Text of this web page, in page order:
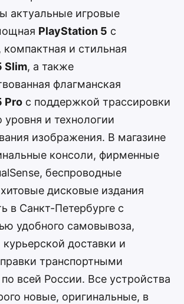
актуальные игровые
PlayStation 5 с
и стильная
Slim, а также
флагманская
Proс поддержкой трассировки
уровня и технологии
изображения. В магазине
консоли, фирменные
беспроводные
дисковые издания
в Санкт-Петербурге с
удобного самовывоза,
курьерской доставки и
транспортными
всей России. Все устройства
новые, оригинальные, в